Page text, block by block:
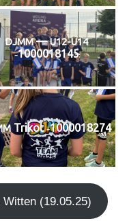
DJMM—U12-U14
‑1000018145
Tri­kot ‑1000018274
(19.05.25)